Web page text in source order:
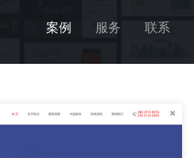
案例 服务 联系